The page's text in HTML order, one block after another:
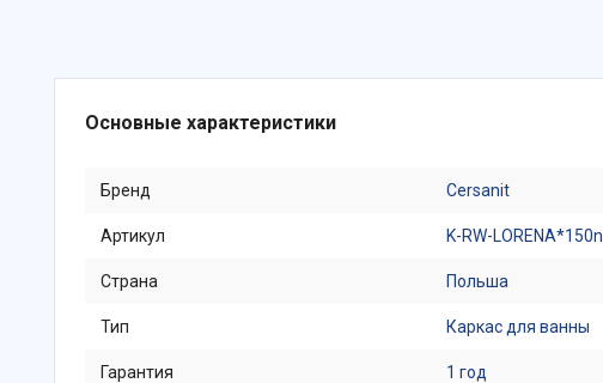
Основные характеристики
Бренд Cersanit
Артикул K-RW-LORENA*150n
Страна Польша
Тип Каркас для ванны
Гарантия 1 год